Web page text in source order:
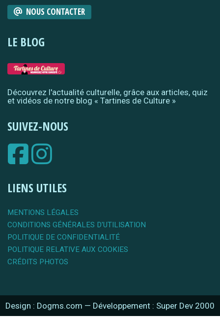
NOUS CONTACTER
LE BLOG
Découvrez l'actualité culturelle, grâce aux articles, quiz
et vidéos de notre blog « Tartines de Culture »
SUIVEZ-NOUS
LIENS UTILES
MENTIONS LÉGALES
CONDITIONS GÉNÉRALES D'UTILISATION
POLITIQUE DE CONFIDENTIALITÉ
POLITIQUE RELATIVE AUX COOKIES
CRÉDITS PHOTOS
Design : Dogms.com — Développement : Super Dev 2000